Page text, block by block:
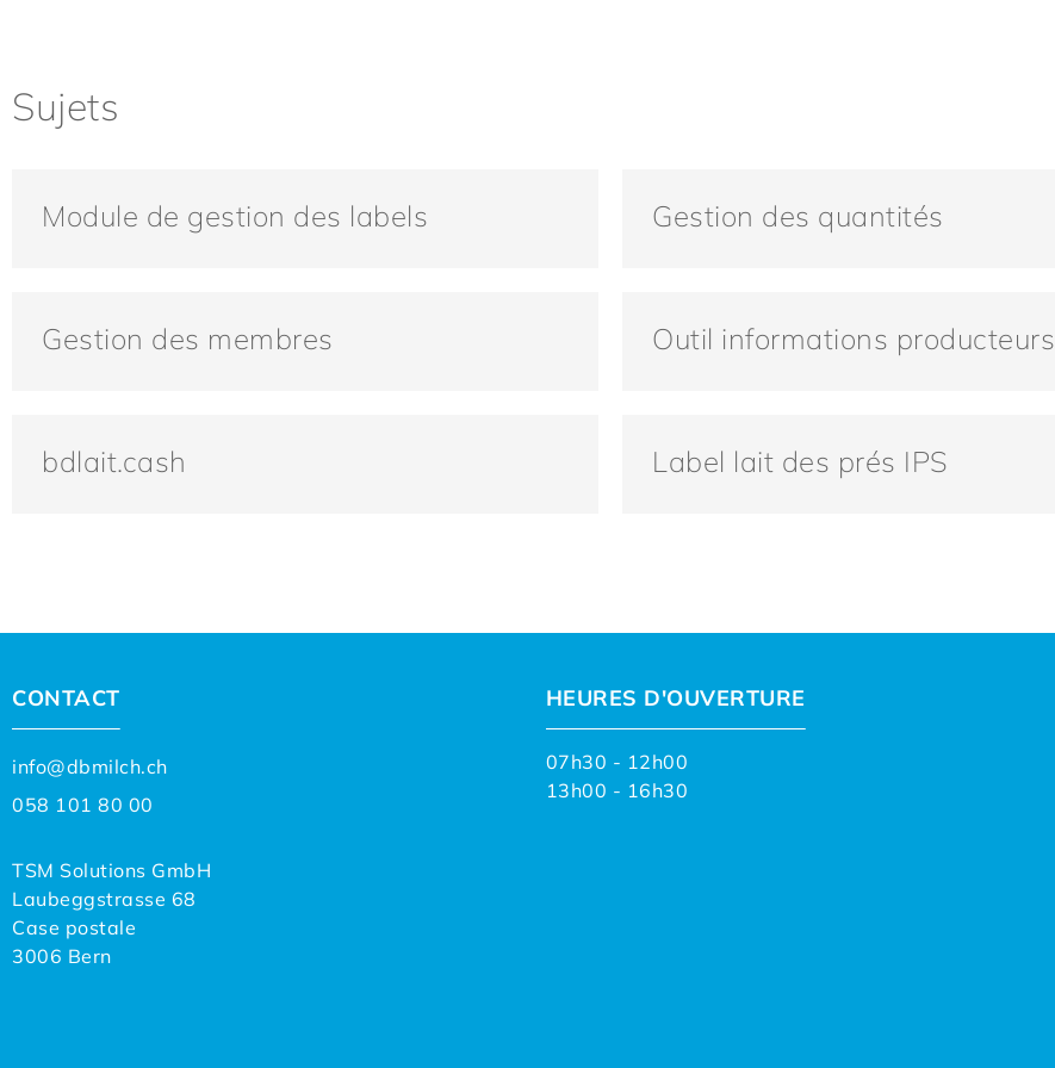
Sujets
Module de gestion des labels Gestion des quantités
Gestion des membres Outil informations producteurs
bdlait.cash Label lait des prés IPS
CONTACT
info@dbmilch.ch
058 101 80 00
TSM Solutions GmbH
Laubeggstrasse 68
Case postale
3006 Bern
HEURES D'OUVERTURE
07h30 - 12h00
13h00 - 16h30